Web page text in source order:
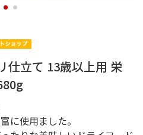
1 2
仕立て 13歳以上用 栄
に使用ました。